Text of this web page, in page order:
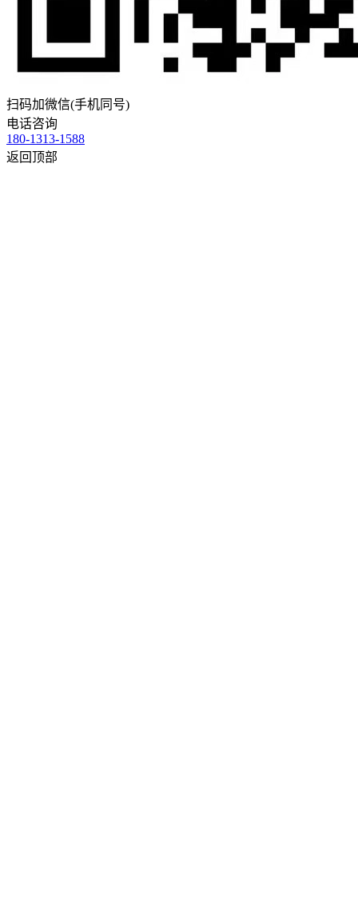
扫码加微信(手机同号)
电话咨询
180-1313-1588
返回顶部